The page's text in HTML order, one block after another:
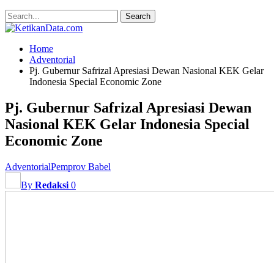
Home
Adventorial
Pj. Gubernur Safrizal Apresiasi Dewan Nasional KEK Gelar
Indonesia Special Economic Zone
Pj. Gubernur Safrizal Apresiasi Dewan
Nasional KEK Gelar Indonesia Special
Economic Zone
AdventorialPemprov Babel
By Redaksi 0